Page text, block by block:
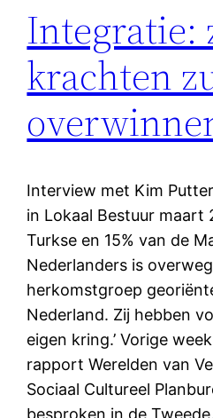
Integratie:
krachten
Interview met Kim
in Lokaal Bestuur maart
Turkse en 15% van de
Nederlanders is
herkomstgroep
Nederland. Zij hebben
eigen kring.’ Vorige
rapport Werelden van
Sociaal Cultureel
besproken in de